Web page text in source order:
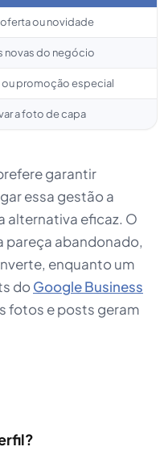
ou novidade
novas do negócio
ou promoção especial
a foto de capa
garantir
essa gestão a
alternativa eficaz. O
pareça abandonado,
enquanto um
doGoogle Business
fotos e posts geram